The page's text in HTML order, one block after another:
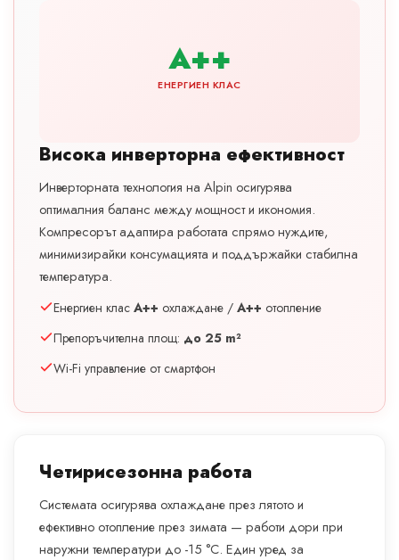
A++
ЕНЕРГИЕН КЛАС
Висока инверторна ефективност
Инверторната технология на Alpin осигурява
оптималния баланс между мощност и икономия.
Компресорът адаптира работата спрямо нуждите,
минимизирайки консумацията и поддържайки стабилна
температура.
Енергиен клас A++ охлаждане / A++ отопление
Препоръчителна площ: до 25 m²
Wi-Fi управление от смартфон
Четирисезонна работа
Системата осигурява охлаждане през лятото и
ефективно отопление през зимата — работи дори при
наружни температури до -15 °C. Един уред за